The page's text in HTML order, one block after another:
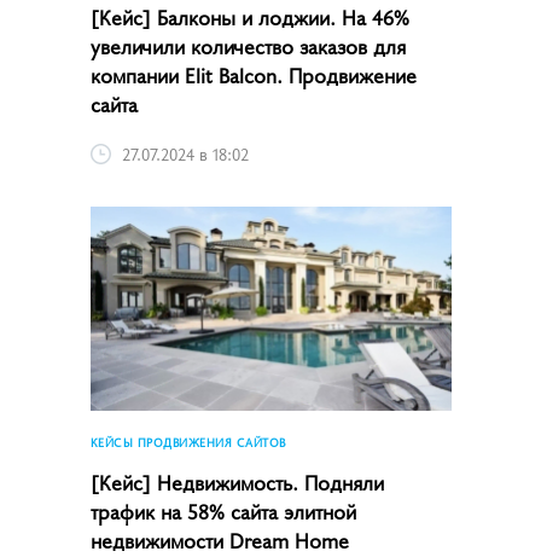
[Кейс] Балконы и лоджии. На 46%
увеличили количество заказов для
компании Elit Balcon. Продвижение
сайта
27.07.2024 в 18:02
КЕЙСЫ ПРОДВИЖЕНИЯ САЙТОВ
[Кейс] Недвижимость. Подняли
трафик на 58% сайта элитной
недвижимости Dream Home